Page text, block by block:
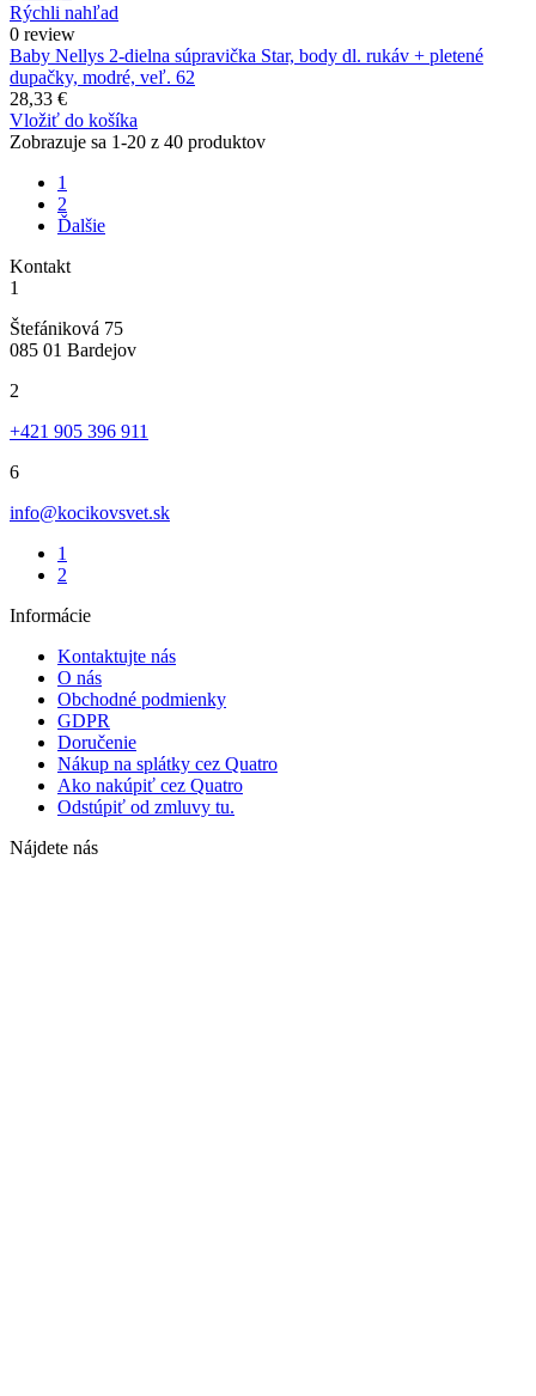
Rýchli nahľad
0 review
Baby Nellys 2-dielna súpravička Star, body dl. rukáv + pletené
dupačky, modré, veľ. 62
28,33 €
Vložiť do košíka
Zobrazuje sa 1-20 z 40 produktov
1
2
Ďalšie
Kontakt
1
Štefániková 75
085 01 Bardejov
2
+421 905 396 911
6
info@kocikovsvet.sk
1
2
Informácie
Kontaktujte nás
O nás
Obchodné podmienky
GDPR
Doručenie
Nákup na splátky cez Quatro
Ako nakúpiť cez Quatro
Odstúpiť od zmluvy tu.
Nájdete nás